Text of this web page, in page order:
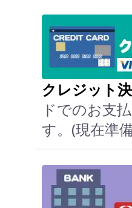
クレジット
ドでのお支
す。(現在準